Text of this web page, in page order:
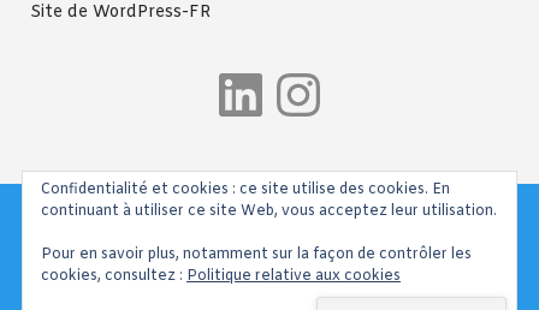
Site de WordPress-FR
LinkedIn
Confidentialité et cookies : ce site utilise des cookies. En
continuant à utiliser ce site Web, vous acceptez leur utilisation.
Pour en savoir plus, notamment sur la façon de contrôler les
cookies, consultez : Politique relative aux cookies